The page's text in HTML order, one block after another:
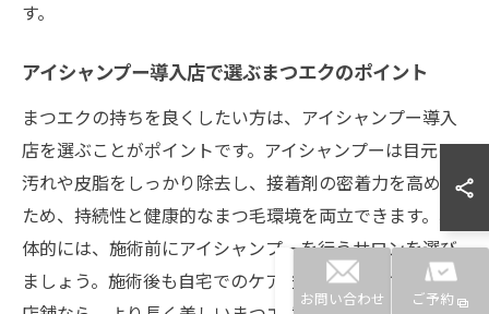
す。
アイシャンプー導入店で選ぶまつエクのポイント
まつエクの持ちを良くしたい方は、アイシャンプー導入
店を選ぶことがポイントです。アイシャンプーは目元の
汚れや皮脂をしっかり除去し、接着剤の密着力を高める
ため、持続性と健康的なまつ毛環境を両立できます。具
体的には、施術前にアイシャンプーを行うサロンを選び
ましょう。施術後も自宅でのケア方法を指導してくれる
お問い合わせ ご予約